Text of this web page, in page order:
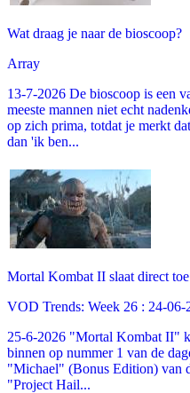
Wat draag je naar de bioscoop?
Array
13-7-2026 De bioscoop is een
meeste mannen niet echt
op zich prima, totdat je merkt
dan 'ik ben...
Mortal Kombat II slaat direct
VOD Trends: Week 26 : 24-06-
25-6-2026 "Mortal Kombat II"
binnen op nummer 1 van de
"Michael" (Bonus Edition) van
"Project Hail...